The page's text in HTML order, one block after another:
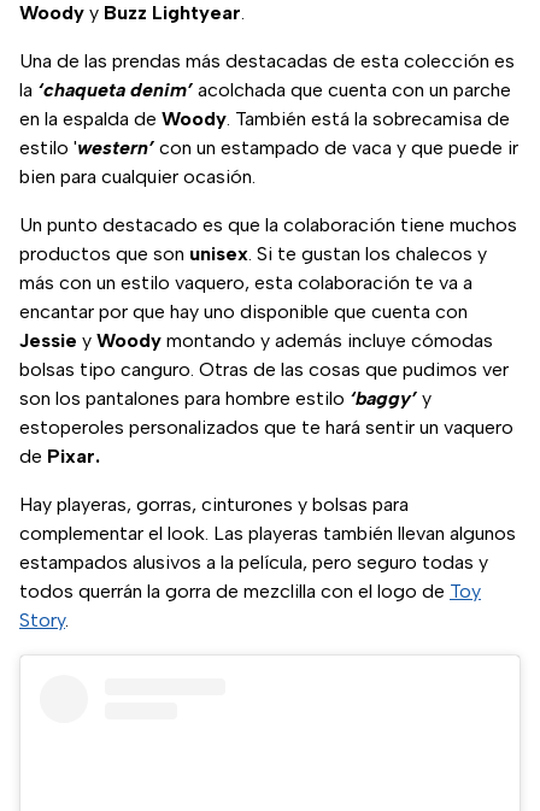
Woody y Buzz Lightyear.
Una de las prendas más destacadas de esta colección es
la ‘chaqueta denim’ acolchada que cuenta con un parche
en la espalda de Woody. También está la sobrecamisa de
estilo 'western’ con un estampado de vaca y que puede ir
bien para cualquier ocasión.
Un punto destacado es que la colaboración tiene muchos
productos que son unisex. Si te gustan los chalecos y
más con un estilo vaquero, esta colaboración te va a
encantar por que hay uno disponible que cuenta con
Jessie y Woody montando y además incluye cómodas
bolsas tipo canguro. Otras de las cosas que pudimos ver
son los pantalones para hombre estilo ‘baggy’ y
estoperoles personalizados que te hará sentir un vaquero
de Pixar.
Hay playeras, gorras, cinturones y bolsas para
complementar el look. Las playeras también llevan algunos
estampados alusivos a la película, pero seguro todas y
todos querrán la gorra de mezclilla con el logo de Toy
Story.